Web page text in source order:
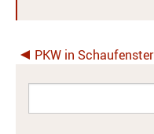
PKW in Schaufenster